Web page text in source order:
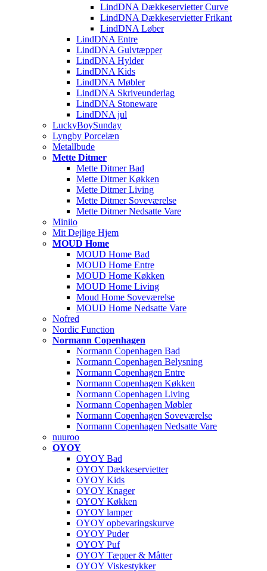
LindDNA Dækkeservietter Curve
LindDNA Dækkeservietter Frikant
LindDNA Løber
LindDNA Entre
LindDNA Gulvtæpper
LindDNA Hylder
LindDNA Kids
LindDNA Møbler
LindDNA Skriveunderlag
LindDNA Stoneware
LindDNA jul
LuckyBoySunday
Lyngby Porcelæn
Metallbude
Mette Ditmer
Mette Ditmer Bad
Mette Ditmer Køkken
Mette Ditmer Living
Mette Ditmer Soveværelse
Mette Ditmer Nedsatte Vare
Miniio
Mit Dejlige Hjem
MOUD Home
MOUD Home Bad
MOUD Home Entre
MOUD Home Køkken
MOUD Home Living
Moud Home Soveværelse
MOUD Home Nedsatte Vare
Nofred
Nordic Function
Normann Copenhagen
Normann Copenhagen Bad
Normann Copenhagen Belysning
Normann Copenhagen Entre
Normann Copenhagen Køkken
Normann Copenhagen Living
Normann Copenhagen Møbler
Normann Copenhagen Soveværelse
Normann Copenhagen Nedsatte Vare
nuuroo
OYOY
OYOY Bad
OYOY Dækkeservietter
OYOY Kids
OYOY Knager
OYOY Køkken
OYOY lamper
OYOY opbevaringskurve
OYOY Puder
OYOY Puf
OYOY Tæpper & Måtter
OYOY Viskestykker